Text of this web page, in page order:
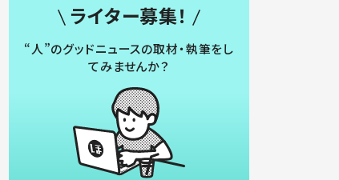
ライター募集！
“人”のグッドニュースの取材・執筆をし
てみませんか？